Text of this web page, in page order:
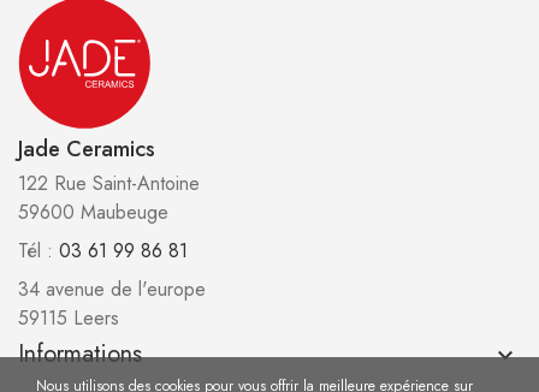
Jade Ceramics
122 Rue Saint-Antoine
59600 Maubeuge
Tél : 03 61 99 86 81
34 avenue de l'europe
59115 Leers
Informations keyboard_arrow_down
Nous utilisons des cookies pour vous offrir la meilleure expérience sur